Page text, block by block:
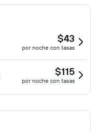
$43
por noche con tasas
$115
por noche con tasas